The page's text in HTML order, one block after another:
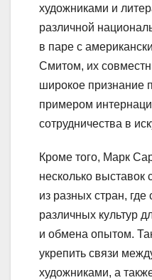
художниками и
различной
в паре с
Смитом, их
широкое признание
примером
сотрудничества в
Кроме того, Марк
несколько выставок
из разных стран,
различных культур
и обмена опытом.
укрепить связи
художниками, а